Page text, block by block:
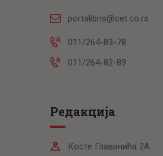
portalibris@cet.co.rs
011/264-83-78
011/264-82-89
Редакција
Косте Главинића 2А